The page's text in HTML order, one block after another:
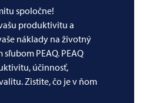
spoločne!
produktivitu a
náklady na životný
sľubom PEAQ. PEAQ
účinnosť,
Zistite, čo je v ňom